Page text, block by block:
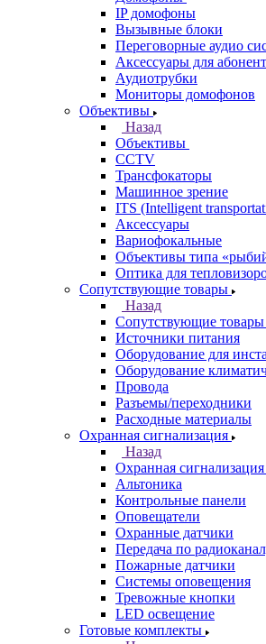
IP домофоны
Вызывные блоки
Переговорные аудио
Аксессуары для
Аудиотрубки
Мониторы домофонов
Объективы
Назад
Объективы
CCTV
Трансфокаторы
Машинное зрение
ITS (Intelligent
Аксессуары
Вариофокальные
Объективы типа
Оптика для
Сопутствующие товары
Назад
Сопутствующие товары
Источники питания
Оборудование для
Оборудование
Провода
Разъемы/переходники
Расходные материалы
Охранная сигнализация
Назад
Охранная сигнализация
Альтоника
Контрольные панели
Оповещатели
Охранные датчики
Передача по
Пожарные датчики
Системы оповещения
Тревожные кнопки
LED освещение
Готовые комплекты